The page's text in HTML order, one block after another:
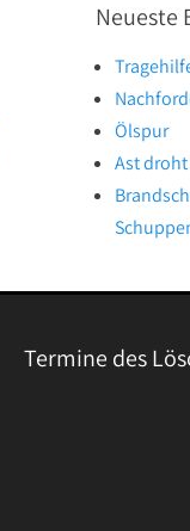
Neueste
Ölspur
Ast
Termine des